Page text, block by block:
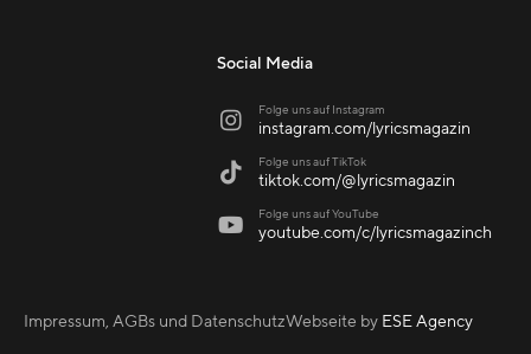
Social Media
 Folge uns auf Instagram
instagram.com/lyricsmagazin
 Folge uns auf TikTok
tiktok.com/@lyricsmagazin
 Folge uns auf YouTube
youtube.com/c/lyricsmagazinch
Impressum, AGBs und DatenschutzWebseite by ESE Agency